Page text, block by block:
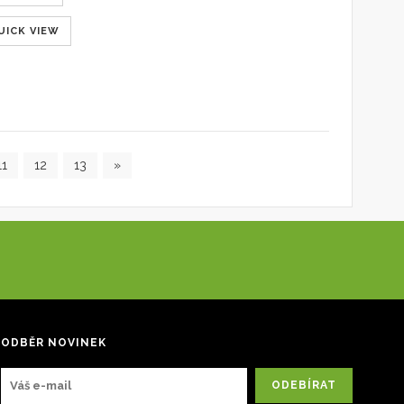
VIEW
12 13 »
ODBĚR NOVINEK